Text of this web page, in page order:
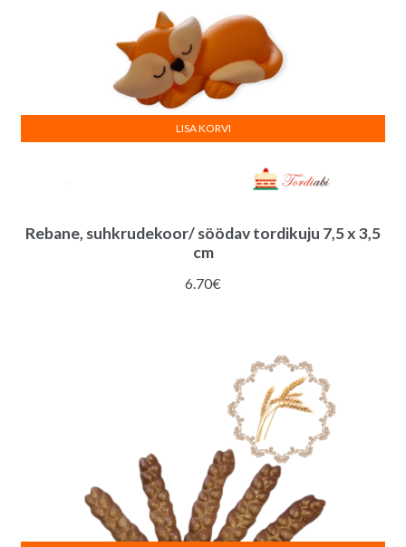
Rebane, suhkrudekoor/ söödav tordikuju 7,5 x 3,5
cm
6.70€
LISA KORVI